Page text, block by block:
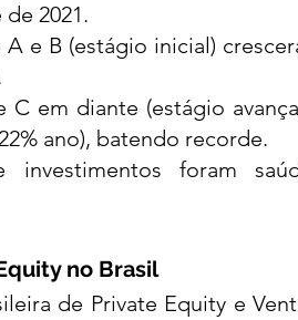
2021.
e B (estágio inicial)
em diante (estágio
ano), batendo recorde.
foram
no Brasil
de Private Equity e